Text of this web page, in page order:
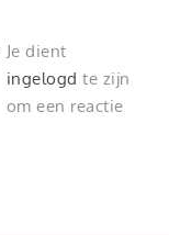
Je dient
ingelogd te zijn
om een reactie